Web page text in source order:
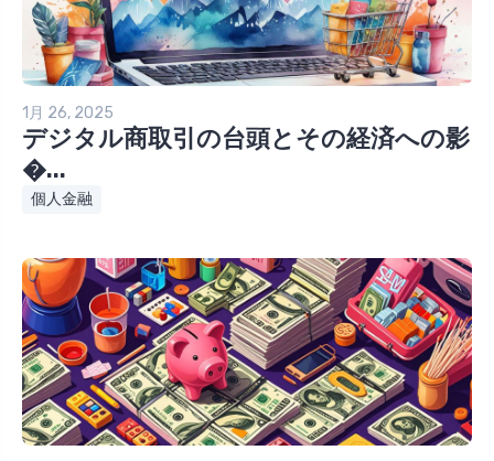
1月 26, 2025
デジタル商取引の台頭とその経済への影
�...
個人金融